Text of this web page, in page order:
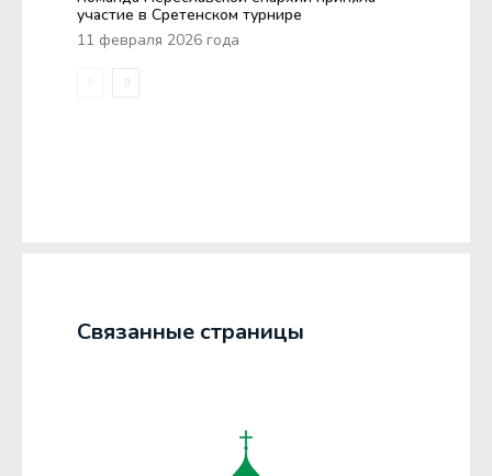
участие в Сретенском турнире
11 февраля 2026 года
Связанные страницы